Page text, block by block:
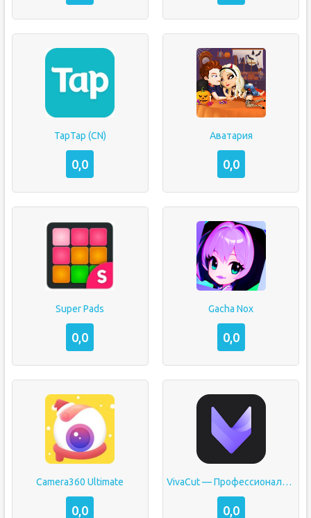
TapTap (CN)
0,0
Аватария
0,0
Super Pads
0,0
Gacha Nox
0,0
Camera360 Ultimate
0,0
VivaCut — Профессиональный видеоредактор
0,0